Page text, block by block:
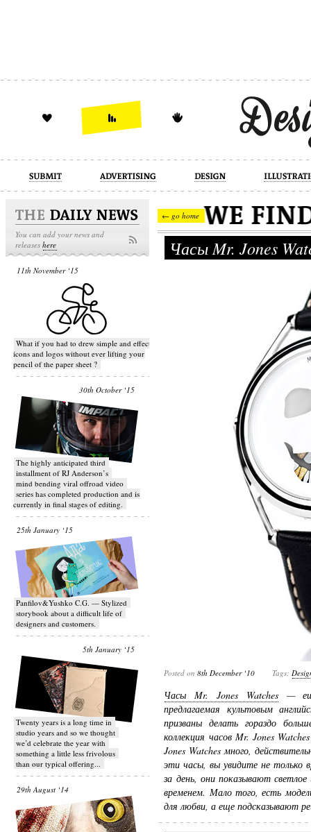
design illustration industrial
You can add your news and
releaseshere
11th November ‘15
What if you had to drew simple and effective
icons and logos without ever lifting your
pencil of the paper sheet ?
30th October ‘15
T​he highly anticipated third
installment of RJ Anderson’s
mind bending viral off­road video
series has completed production and is
currently in final stages of editing.
25th January ‘15
Panfilov&Yushko C.G. — Stylized
storybook about a difficult life of
designers and customers.
5th January ‘15
Twenty years is a long time in
studio years and so we thought
we’d celebrate the year with
something a little less frivolous
than our typical offering...
29th August ‘14
← go home
Часы Mr. Jones
Posted on 8th December ‘10 Tags:
Часы Mr. Jones Watches— еще
предлагаемая культовым
призваны делать гораздо
коллекция часов Mr. Jones
Jones Watches много,
эти часы, вы увидите не только
за день, они показывают
временем. Мало того, есть
для любви, а еще подсказывают